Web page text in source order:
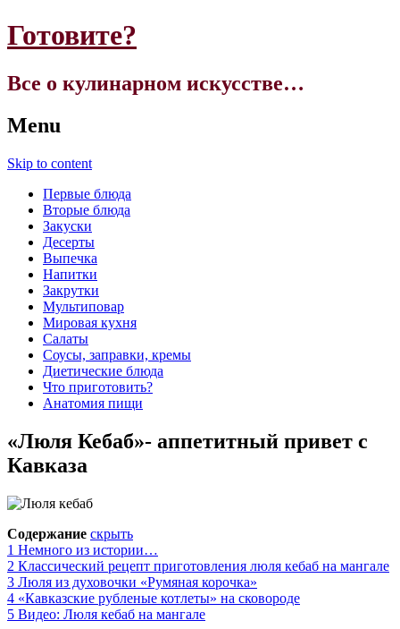
Готовите?
Все о кулинарном искусстве…
Menu
Skip to content
Первые блюда
Вторые блюда
Закуски
Десерты
Выпечка
Напитки
Закрутки
Мультиповар
Мировая кухня
Салаты
Соусы, заправки, кремы
Диетические блюда
Что приготовить?
Анатомия пищи
«Люля Кебаб»- аппетитный привет с
Кавказа
Содержание скрыть
1 Немного из истории…
2 Классический рецепт приготовления люля кебаб на мангале
3 Люля из духовочки «Румяная корочка»
4 «Кавказские рубленые котлеты» на сковороде
5 Видео: Люля кебаб на мангале